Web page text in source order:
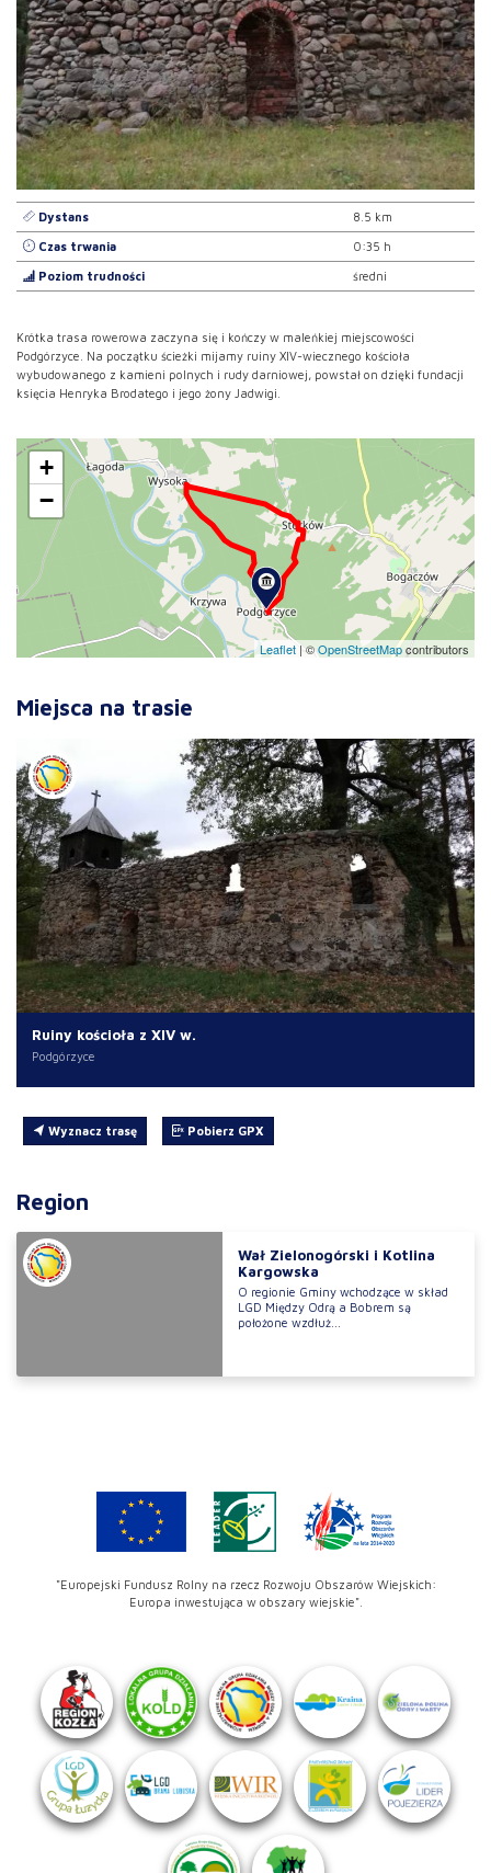
Dystans 8.5 km
Czas trwania 0:35 h
Poziom trudności średni
Krótka trasa rowerowa zaczyna się i kończy w maleńkiej miejscowości
Podgórzyce. Na początku ścieżki mijamy ruiny XIV-wiecznego kościoła
wybudowanego z kamieni polnych i rudy darniowej, powstał on dzięki fundacji
księcia Henryka Brodatego i jego żony Jadwigi.
+
−
Leaflet|©OpenStreetMapcontributors
Miejsca na trasie
Ruiny kościoła z XIV w.
Podgórzyce
Wyznacz trasę Pobierz GPX
Region
Wał Zielonogórski i Kotlina
Kargowska
O regionie Gminy wchodzące w skład
LGD Między Odrą a Bobrem są
położone wzdłuż...
"Europejski Fundusz Rolny na rzecz Rozwoju Obszarów Wiejskich:
Europa inwestująca w obszary wiejskie".